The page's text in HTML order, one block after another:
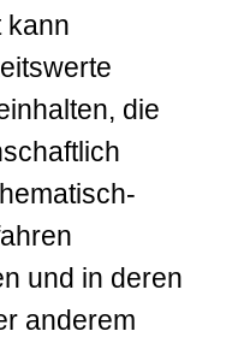
kann
die
und in deren
anderem